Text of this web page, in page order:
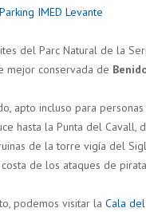
IMED Levante
del Parc Natural de la
mejor conservada de
apto incluso para
hasta la Punta del Cavall,
de la torre vigía del
de los ataques de
podemos visitar la Cala